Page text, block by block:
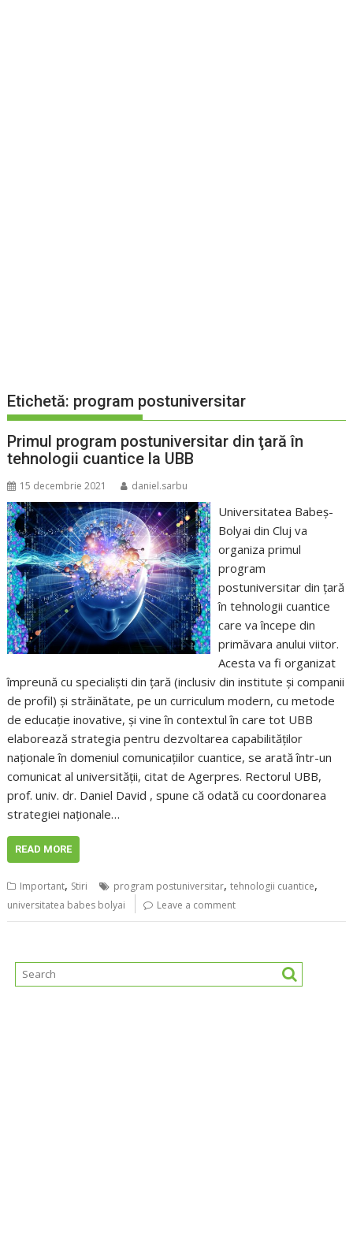
Etichetă: program postuniversitar
Primul program postuniversitar din ţară în
tehnologii cuantice la UBB
15 decembrie 2021 daniel.sarbu
Universitatea Babeș-
Bolyai din Cluj va
organiza primul
program
postuniversitar din ţară
în tehnologii cuantice
care va începe din
primăvara anului viitor.
Acesta va fi organizat
împreună cu specialişti din ţară (inclusiv din institute şi companii
de profil) şi străinătate, pe un curriculum modern, cu metode
de educaţie inovative, şi vine în contextul în care tot UBB
elaborează strategia pentru dezvoltarea capabilităţilor
naţionale în domeniul comunicaţiilor cuantice, se arată într-un
comunicat al universității, citat de Agerpres. Rectorul UBB,
prof. univ. dr. Daniel David , spune că odată cu coordonarea
strategiei naţionale…
READ MORE
Important, Stiri program postuniversitar,tehnologii cuantice,
universitatea babes bolyai Leave a comment